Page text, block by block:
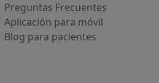
Preguntas Frecuentes
Aplicación para móvil
Blog para pacientes